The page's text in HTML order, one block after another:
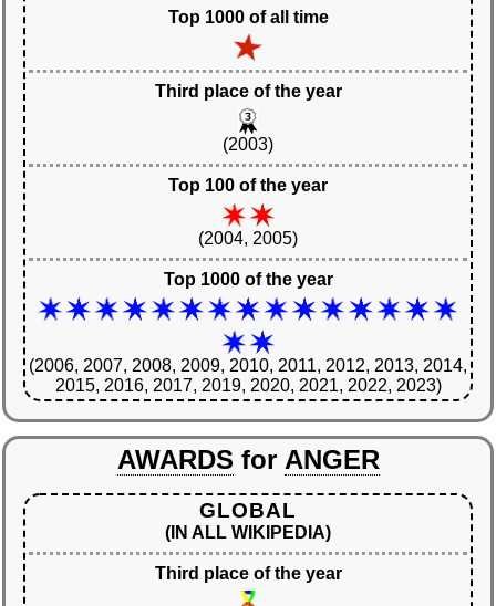
Top 1000 of all time
Third place of the year
(2003)
Top 100 of the year
(2004, 2005)
Top 1000 of the year
(2006, 2007, 2008, 2009, 2010, 2011, 2012, 2013, 2014,
2015, 2016, 2017, 2019, 2020, 2021, 2022, 2023)
AWARDS for ANGER
GLOBAL
(IN ALL WIKIPEDIA)
Third place of the year